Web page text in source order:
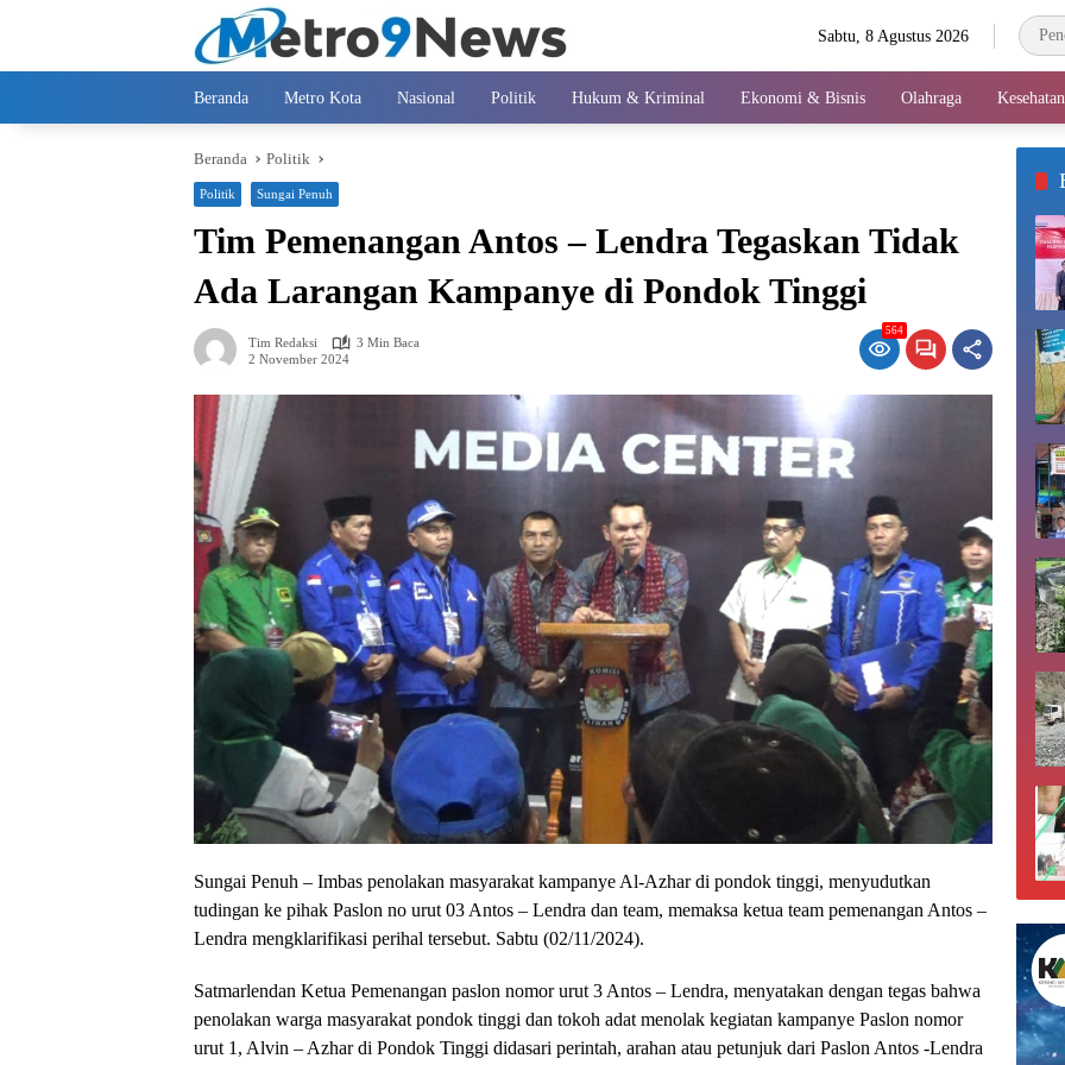
Sabtu, 8 Agustus 2026
Beranda Metro Kota Nasional Politik Hukum & Kriminal Ekonomi & Bisnis Olahraga Kesehatan
Beranda Politik
Politik Sungai Penuh
Tim Pemenangan Antos – Lendra Tegaskan Tidak
Ada Larangan Kampanye di Pondok Tinggi
Tim Redaksi
3 Min Baca
2 November 2024
564
Sungai Penuh – Imbas penolakan masyarakat kampanye Al-Azhar di pondok tinggi, menyudutkan
tudingan ke pihak Paslon no urut 03 Antos – Lendra dan team, memaksa ketua team pemenangan Antos –
Lendra mengklarifikasi perihal tersebut. Sabtu (02/11/2024).
Satmarlendan Ketua Pemenangan paslon nomor urut 3 Antos – Lendra, menyatakan dengan tegas bahwa
penolakan warga masyarakat pondok tinggi dan tokoh adat menolak kegiatan kampanye Paslon nomor
urut 1, Alvin – Azhar di Pondok Tinggi didasari perintah, arahan atau petunjuk dari Paslon Antos -Lendra